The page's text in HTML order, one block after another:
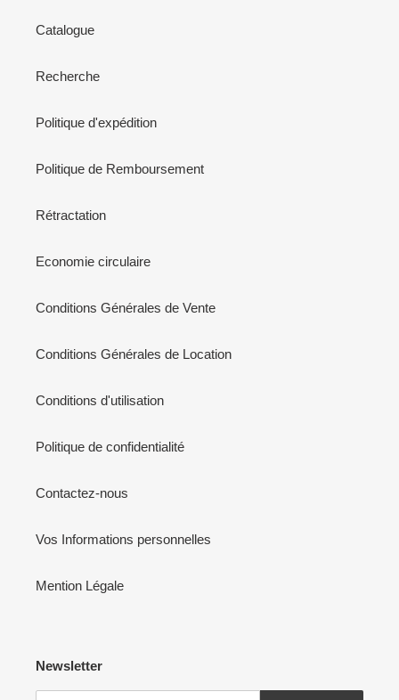
Catalogue
Recherche
Politique d'expédition
Politique de Remboursement
Rétractation
Economie circulaire
Conditions Générales de Vente
Conditions Générales de Location
Conditions d'utilisation
Politique de confidentialité
Contactez-nous
Vos Informations personnelles
Mention Légale
Newsletter